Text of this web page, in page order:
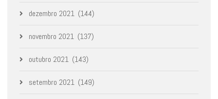
dezembro 2021 (144)
novembro 2021 (137)
outubro 2021 (143)
setembro 2021 (149)